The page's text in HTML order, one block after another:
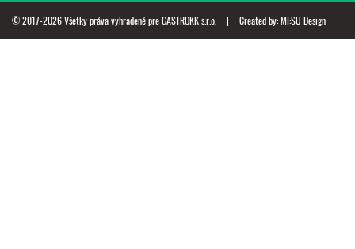
© 2017-2026 Všetky práva vyhradené pre GASTROKK s.r.o. | Created by:MI:SU Design